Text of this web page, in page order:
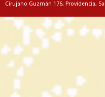
Cirujano Guzmán 176, Providencia,